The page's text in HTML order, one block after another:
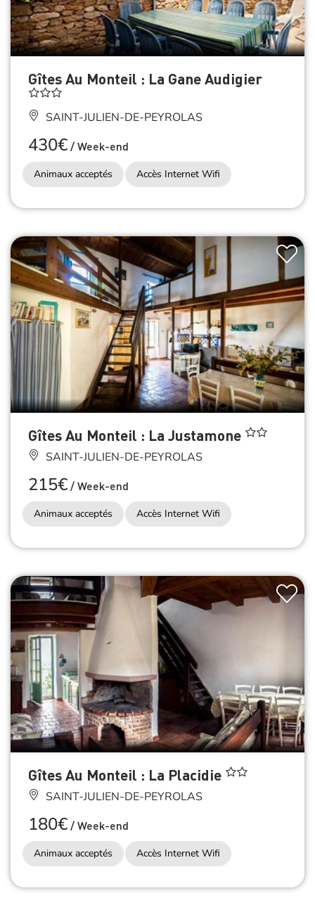
Gîtes Au Monteil : La Gane Audigier
SAINT-JULIEN-DE-PEYROLAS
430€/Week-end
Animaux acceptés Accès Internet Wifi
Gîtes Au Monteil : La Justamone
SAINT-JULIEN-DE-PEYROLAS
215€/Week-end
Animaux acceptés Accès Internet Wifi
Gîtes Au Monteil : La Placidie
SAINT-JULIEN-DE-PEYROLAS
180€/Week-end
Animaux acceptés Accès Internet Wifi